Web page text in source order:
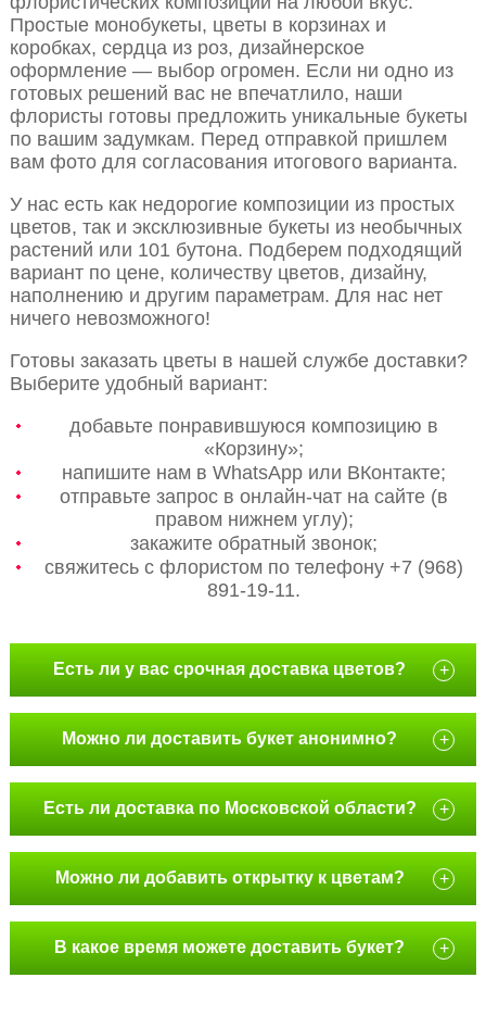
Простые монобукеты, цветы в корзинах и
коробках, сердца из роз, дизайнерское
оформление — выбор огромен. Если ни одно из
готовых решений вас не впечатлило, наши
флористы готовы предложить уникальные букеты
по вашим задумкам. Перед отправкой пришлем
вам фото для согласования итогового варианта.
У нас есть как недорогие композиции из простых
цветов, так и эксклюзивные букеты из необычных
растений или 101 бутона. Подберем подходящий
вариант по цене, количеству цветов, дизайну,
наполнению и другим параметрам. Для нас нет
ничего невозможного!
Готовы заказать цветы в нашей службе доставки?
Выберите удобный вариант:
добавьте понравившуюся композицию в
«Корзину»;
напишите нам в WhatsApp или ВКонтакте;
отправьте запрос в онлайн-чат на сайте (в
правом нижнем углу);
закажите обратный звонок;
свяжитесь с флористом по телефону +7 (968)
891-19-11.
Есть ли у вас срочная доставка цветов? +
Можно ли доставить букет анонимно? +
Есть ли доставка по Московской области? +
Можно ли добавить открытку к цветам? +
В какое время можете доставить букет? +